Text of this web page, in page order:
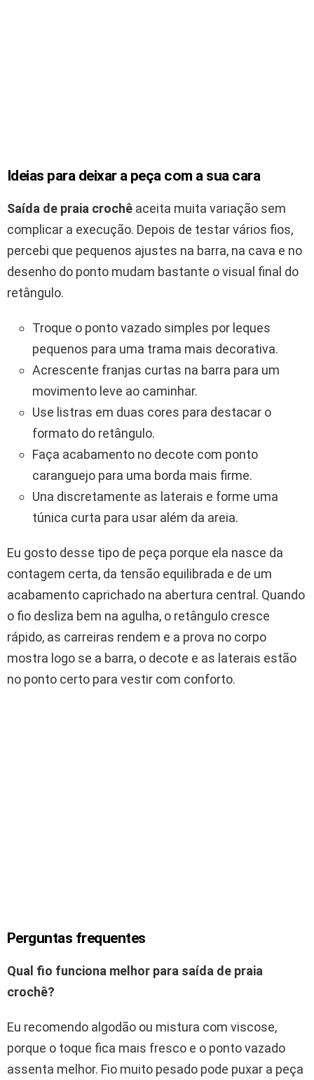
Ideias para deixar a peça com a sua cara
Saída de praia crochê aceita muita variação sem
complicar a execução. Depois de testar vários fios,
percebi que pequenos ajustes na barra, na cava e no
desenho do ponto mudam bastante o visual final do
retângulo.
Troque o ponto vazado simples por leques
pequenos para uma trama mais decorativa.
Acrescente franjas curtas na barra para um
movimento leve ao caminhar.
Use listras em duas cores para destacar o
formato do retângulo.
Faça acabamento no decote com ponto
caranguejo para uma borda mais firme.
Una discretamente as laterais e forme uma
túnica curta para usar além da areia.
Eu gosto desse tipo de peça porque ela nasce da
contagem certa, da tensão equilibrada e de um
acabamento caprichado na abertura central. Quando
o fio desliza bem na agulha, o retângulo cresce
rápido, as carreiras rendem e a prova no corpo
mostra logo se a barra, o decote e as laterais estão
no ponto certo para vestir com conforto.
Perguntas frequentes
Qual fio funciona melhor para saída de praia
crochê?
Eu recomendo algodão ou mistura com viscose,
porque o toque fica mais fresco e o ponto vazado
assenta melhor. Fio muito pesado pode puxar a peça